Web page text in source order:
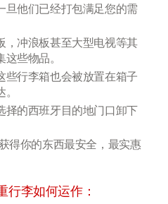
旦他们已经打包满足您的需
，冲浪板甚至大型电视等其
些物品。
些行李箱也会被放置在箱子
择的西班牙目的地门口卸下
得你的东西最安全，最实惠
行李如何运作：